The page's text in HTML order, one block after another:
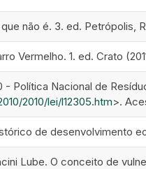
não é. 3. ed. Petrópolis,
Vermelho. 1. ed. Crato
- Política Nacional de
2010/lei/l12305.htm>.
de desenvolvimento
Lube. O conceito de